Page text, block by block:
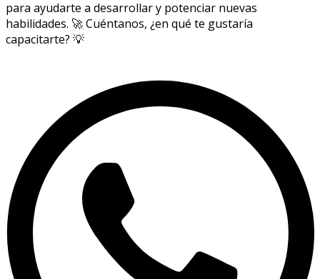
para ayudarte a desarrollar y potenciar nuevas
habilidades. 🚀 Cuéntanos, ¿en qué te gustaría
capacitarte? 💡